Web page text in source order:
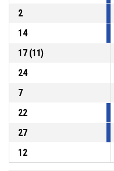
2
14
17(11)
24
7
22
27
12